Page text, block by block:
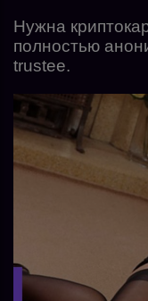
Нужна
полностью
trustee.